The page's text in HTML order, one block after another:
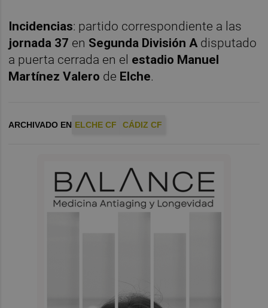
Incidencias: partido correspondiente a las
jornada 37 en Segunda División Adisputado
a puerta cerrada en el estadio Manuel
Martínez Valero de Elche.
ARCHIVADO EN ELCHE CF CÁDIZ CF